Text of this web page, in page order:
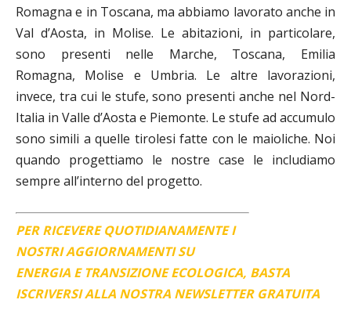
Romagna e in Toscana, ma abbiamo lavorato anche in
Val d’Aosta, in Molise. Le abitazioni, in particolare,
sono presenti nelle Marche, Toscana, Emilia
Romagna, Molise e Umbria. Le altre lavorazioni,
invece, tra cui le stufe, sono presenti anche nel Nord-
Italia in Valle d’Aosta e Piemonte. Le stufe ad accumulo
sono simili a quelle tirolesi fatte con le maioliche. Noi
quando progettiamo le nostre case le includiamo
sempre all’interno del progetto.
PER RICEVERE QUOTIDIANAMENTE I
NOSTRI AGGIORNAMENTI SU
ENERGIA E TRANSIZIONE ECOLOGICA, BASTA
ISCRIVERSI ALLA NOSTRA NEWSLETTER GRATUITA